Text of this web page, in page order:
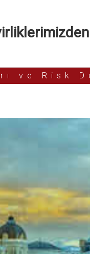
ve Risk